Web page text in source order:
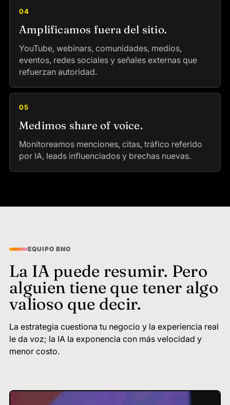
04
Amplificamos fuera del sitio.
YouTube, webinars, comunidades, medios,
eventos, redes sociales y señales externas que
refuerzan autoridad.
05
Medimos share of voice.
Monitoreamos menciones, citas, tráfico referido
por IA, leads influenciados y brechas nuevas.
EQUIPO BNO
La IA puede resumir. Pero
alguien tiene que tener algo
valioso que decir.
La estrategia cuestiona tu negocio y la experiencia real
le da voz; la IA la exponencia con más velocidad y
menor costo.